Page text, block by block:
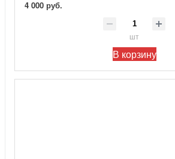
4 000 руб.
шт
В корзину